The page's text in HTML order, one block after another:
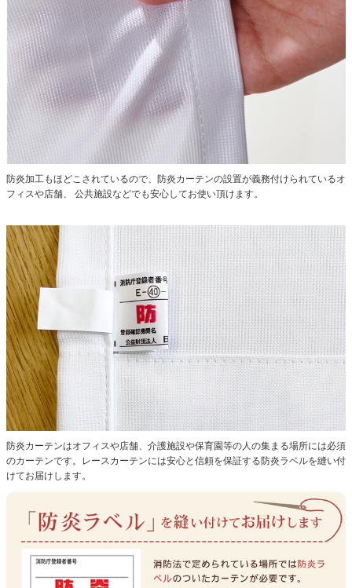
防炎加工もほどこされているので、防炎カーテンの設置が義務付けられているオ
フィスや店舗、 公共施設などでも安心してお使い頂けます。
防炎カーテンはオフィスや店舗、介護施設や保育園等の人の集まる場所には必須
のカーテンです。レースカーテンには安心と信頼を保証する防炎ラベルを縫い付
けてお届けします。